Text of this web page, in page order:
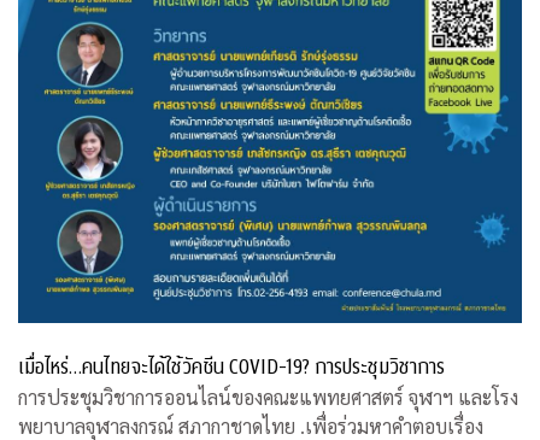
เมื่อไหร่…คนไทยจะได้ใช้วัคซีน COVID-19? การประชุมวิชาการ
การประชุมวิชาการออนไลน์ของคณะแพทยศาสตร์ จุฬาฯ และโรง
พยาบาลจุฬาลงกรณ์ สภากาชาดไทย .เพื่อร่วมหาคำตอบเรื่อง